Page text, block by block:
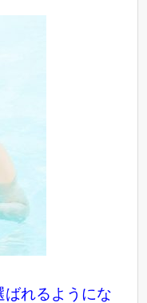
ばれるようにな